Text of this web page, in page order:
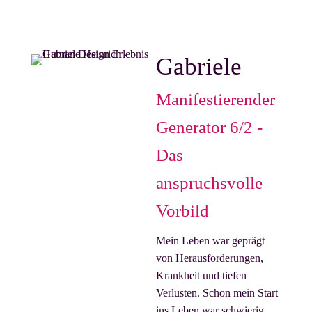
Gabriele
Manifestierender
Generator 6/2 -
Das
anspruchsvolle
Vorbild
Mein Leben war geprägt
von Herausforderungen,
Krankheit und tiefen
Verlusten. Schon mein Start